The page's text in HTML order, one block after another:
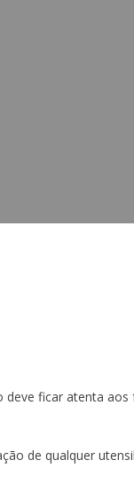
ficar atenta aos
de qualquer